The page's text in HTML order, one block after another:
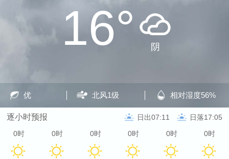
16° 阴
优 北风1级 相对湿度56%
逐小时预报 日出07:11 日落17:05
0时 0时 0时 0时 0时 0时